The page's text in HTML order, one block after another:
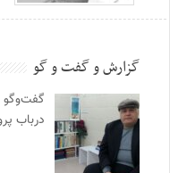
گزارش و گفت و گو
گفت‌وگو
درباب